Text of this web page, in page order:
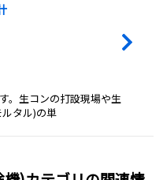
。生コンの打設現場や生
タル)の単